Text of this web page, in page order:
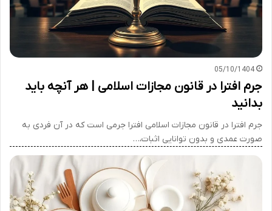
05/10/1404
جرم افترا در قانون مجازات اسلامی | هر آنچه باید
بدانید
جرم افترا در قانون مجازات اسلامی افترا جرمی است که در آن فردی به
صورت عمدی و بدون توانایی اثبات،…